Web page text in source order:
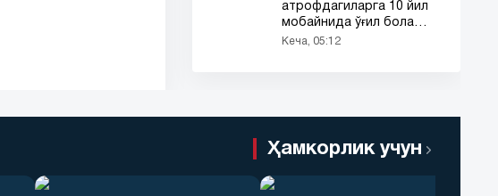
атрофдагиларга 10 йил
мобайнида ўғил бола
сифатида таништирди
Кеча, 05:12
Ҳамкорлик учун